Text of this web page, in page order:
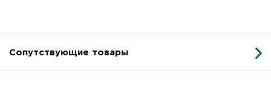
Сопутствующие товары